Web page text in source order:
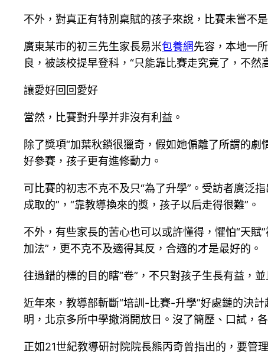
不外，對真正有特別稟賦的孩子來說，比賽未嘗不是
廣東某市的初三先生家長易米包養網先容，本地一
良，被該校提早登科，“只能靠比賽走究竟了，不然
讓愛好回回愛好
當然，比賽對升學并非沒有利益。
除了獎項“加葉秋鎖很獵奇，假如她偏離了所謂的
好參賽，孩子更有進修動力。
可比賽的初志不克不及只“為了升學”。受訪者廣泛
成取的”，“靠教導換來的獎，孩子以后走得很難”。
不外，有些家長的苦心也可以或許懂得，懼怕“天賦
加法”，更不克不及適得其反，合適的才是最好的。
往過錯的標的目的瞎“卷”，不只對孩子生長有益，並
近年來，教導部斬斷“培訓-比賽-升學”好處鏈的決
明，北京多所中學撤消開放日。沒了簡歷、口試，
正如21世紀教導研討院院長熊丙奇曾指出的，要管